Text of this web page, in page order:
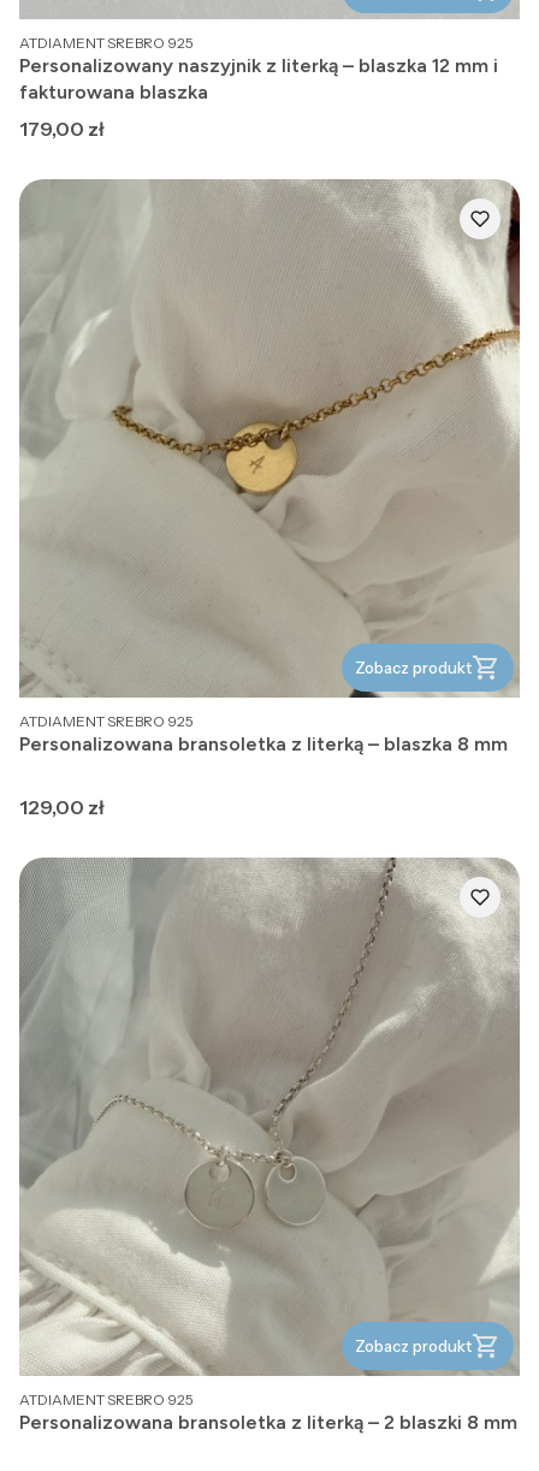
PRODUCENT
ATDIAMENT SREBRO 925
Personalizowany naszyjnik z literką – blaszka 12 mm i
fakturowana blaszka
Cena
179,00 zł
Zobacz produkt
PRODUCENT
ATDIAMENT SREBRO 925
Personalizowana bransoletka z literką – blaszka 8 mm
Cena
129,00 zł
Zobacz produkt
PRODUCENT
ATDIAMENT SREBRO 925
Personalizowana bransoletka z literką – 2 blaszki 8 mm